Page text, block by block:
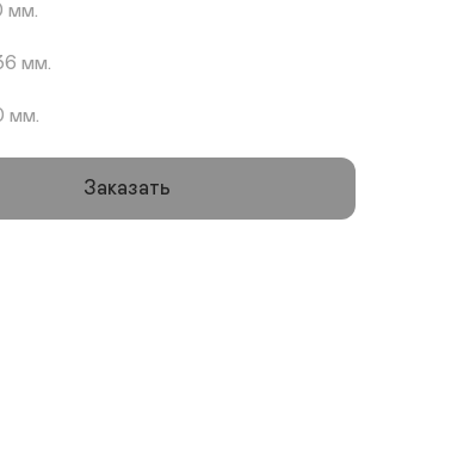
мм.
мм.
мм.
Заказать